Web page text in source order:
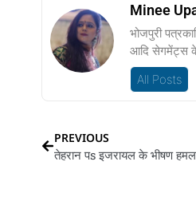
Minee
भोजपुरी
आदि सेगमेंट्स के
All Posts
PREVIOUS
तेहरान पs इजरायल के भीषण